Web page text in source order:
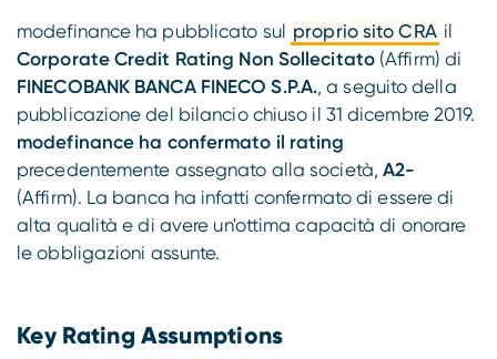
modefinance ha pubblicato sul proprio sito CRA il
Corporate Credit Rating Non Sollecitato(Affirm) di
FINECOBANK BANCA FINECO S.P.A., a seguito della
pubblicazione del bilancio chiuso il 31 dicembre 2019.
modefinance ha confermato il rating
precedentemente assegnato alla società,A2-
(Affirm). La banca ha infatti confermato di essere di
alta qualità e di avere un'ottima capacità di onorare
le obbligazioni assunte.
Key Rating Assumptions